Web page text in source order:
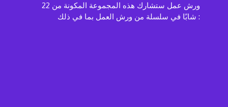
ورش عمل
ستشارك هذه المجموعة المكونة من 22
شابًا في سلسلة من ورش العمل بما في ذلك :